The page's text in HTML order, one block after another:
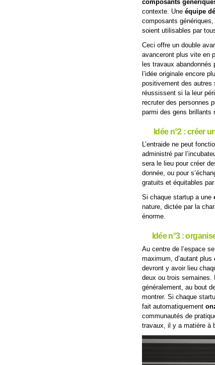
composants
contexte. Une équipe
composants
soient utilisables par
Ceci offre un double
avanceront plus vite en
les travaux
l’idée originale encore
positivement des autres
réussissent si la leur
recruter des personnes
parmi des gens brillants
Idée n°2 : créer
L’entraide ne peut
administré par
sera le lieu pour créer
donnée, ou pour
gratuits et équitables
Si chaque startup a une
nature, dictée par la
énorme.
Idée n°3 :
Au centre de l’espace
maximum, d’autant
devront y avoir lieu
deux ou trois semaines.
généralement, au bout
montrer. Si chaque
fait automatiquement
communautés de
travaux, il y a matière à